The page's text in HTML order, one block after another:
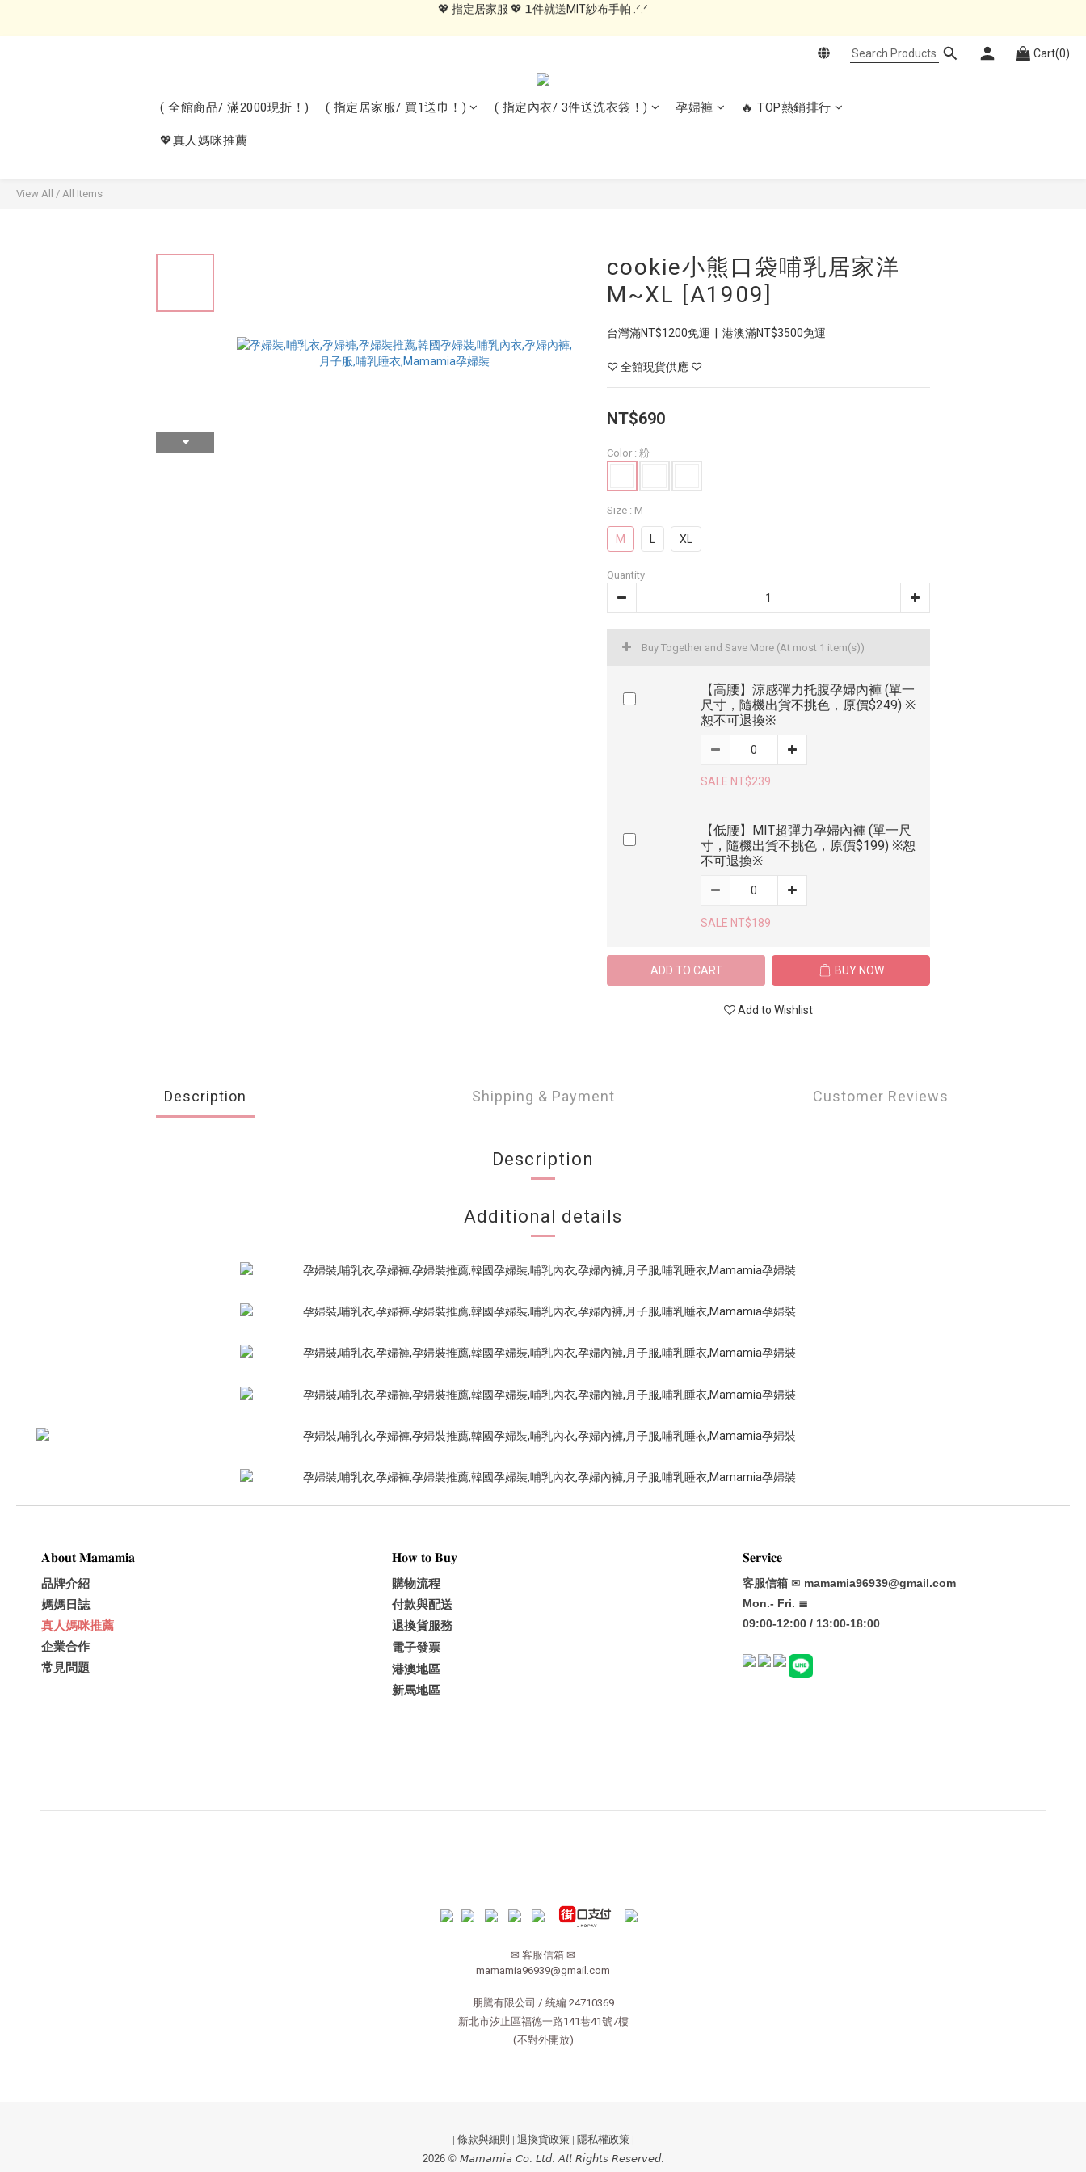
💖 指定居家服 💖 𝟭件就送MIT紗布手帕 .ᐟ.ᐟ
💖 指定居家服 💖 𝟭件就送MIT紗布手帕 .ᐟ.ᐟ
Cart(0)
( 全館商品/ 滿2000現折！) ( 指定居家服/ 買1送巾！) ( 指定內衣/ 3件送洗衣袋！) 孕婦褲 🔥 TOP熱銷排行
💖真人媽咪推薦
View All / All Items
cookie小熊口袋哺乳居家洋
M~XL [A1909]
台灣滿NT$1200免運  |  港澳滿NT$3500免運
♡ 全館現貨供應 ♡
NT$690
Color : 粉
Size : M
M XL
Quantity
Buy Together and Save More (At most 1 item(s))
【高腰】涼感彈力托腹孕婦內褲 (單一
尺寸，隨機出貨不挑色，原價$249) ※
恕不可退換※
SALE NT$239
【低腰】MIT超彈力孕婦內褲 (單一尺
寸，隨機出貨不挑色，原價$199) ※恕
不可退換※
SALE NT$189
ADD TO CART BUY NOW
Add to Wishlist
Description Shipping & Payment Customer Reviews
Description
Additional details
𝐀𝐛𝐨𝐮𝐭 𝐌𝐚𝐦𝐚𝐦𝐢𝐚
品牌介紹
媽媽日誌
真人媽咪推薦
企業合作
常見問題
𝐇𝐨𝐰 𝐭𝐨 𝐁𝐮𝐲
購物流程
付款與配送
退換貨服務
電子發票
港澳地區
新馬地區
𝐒𝐞𝐫𝐯𝐢𝐜𝐞
客服信箱 ✉ mamamia96939@gmail.com
Mon.- Fri. ≣
09:00-12:00 / 13:00-18:00
✉ 客服信箱 ✉
mamamia96939@gmail.com
朋騰有限公司 / 統編 24710369
新北市汐止區福德一路141巷41號7樓
(不對外開放)
| 條款與細則 | 退換貨政策| 隱私權政策|
2026 © 𝘔𝘢𝘮𝘢𝘮𝘪𝘢 𝘊𝘰. 𝘓𝘵𝘥. 𝘈𝘭𝘭 𝘙𝘪𝘨𝘩𝘵𝘴 𝘙𝘦𝘴𝘦𝘳𝘷𝘦𝘥.